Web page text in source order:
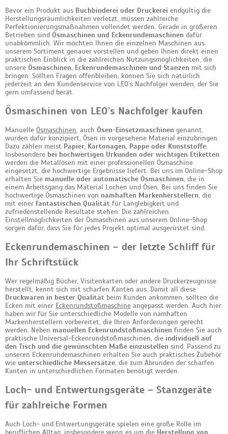
Bevor ein Produkt aus Buchbinderei oder Druckerei endgültig die
Herstellungsräumlichkeiten verletzt, müssen zahlreiche
Perfektionierungsmaßnahmen vollendet werden. Gerade in größeren
Betrieben sind Ösmaschinen und Eckenrundemaschinen dafür
unabkömmlich. Wir möchten Ihnen die einzelnen Maschinen aus
unserem Sortiment genauer vorstellen und geben Ihnen direkt einen
praktischen Einblick in die zahlreichen Nutzungsmöglichkeiten, die
unsere Ösmaschinen, Eckenrundemaschinen und Stanzen mit sich
bringen. Sollten Fragen offenbleiben, können Sie sich natürlich
jederzeit an den Kundenservice von LEO’s Nachfolger wenden, der Sie
gern umfassend berät.
Ösmaschinen von LEO’s Nachfolger kaufen
Manuelle Ösmaschinen, auch Ösen-Einsetzmaschinen genannt,
wurden dafür konzipiert, Ösen in vorgesehene Material einzubringen.
Dazu zählen meist Papier, Kartonagen, Pappe oder Kunststoffe.
Insbesondere bei hochwertigen Urkunden oder wichtigen Etiketten
werden die Metallösen mit einer professionellen Ösmaschine
eingesetzt, die hochwertige Ergebnisse liefert. Bei uns im Online-Shop
erhalten Sie manuelle oder automatische Ösmaschinen, die in
einem Arbeitsgang das Material Lochen und Ösen. Bei uns finden Sie
hochwertige Ösmaschinen von namhaften Markenherstellern, die
mit einer fantastischen Qualität für Langlebigkeit und
zufriedenstellende Resultate stehen. Die zahlreichen
Einstellmöglichkeiten der Ösmaschinen aus unserem Online-Shop
sorgen dafür, dass Sie für jedes Projekt optimal ausgerüstet sind.
Eckenrundemaschinen – der letzte Schliff für
Ihr Schriftstück
Wer regelmäßig Bücher, Visitenkarten oder andere Druckerzeugnisse
herstellt, kennt sich mit scharfen Kanten aus. Damit all diese
Druckwaren in bester Qualität beim Kunden ankommen, sollten die
Ecken mit einer Eckenrundstoßmaschine angepasst werden. Auch hier
haben wir für Sie unterschiedliche Modelle von namhaften
Markenherstellern vorbereitet, die Ihren Anforderungen gerecht
werden. Neben manuellen Eckenrundstoßmaschinen finden Sie auch
praktische Universal-Eckenrundstoßmaschinen, die individuell auf
den Tisch und die gewünschten Maße einzustellen sind. Passend zu
unseren Eckenrundemaschinen erhalten Sie auch praktisches Zubehör
wie unterschiedliche Messersätze, die zum Abrunden der scharfen
Kanten in unterschiedlichen Formaten benötigt werden.
Loch- und Entwertungsgeräte – Stanzgeräte
für zahlreiche Formen
Auch Loch- und Entwertungsgeräte spielen eine große Rolle im
beruflichen Alltag, insbesondere wenn es um die Herstellung von